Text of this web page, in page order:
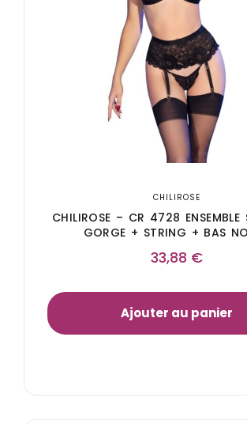
CHILIROSE
CHILIROSE – CR 4728 ENSEMBLE
GORGE + STRING + BAS
33,88 €
Ajouter au panier